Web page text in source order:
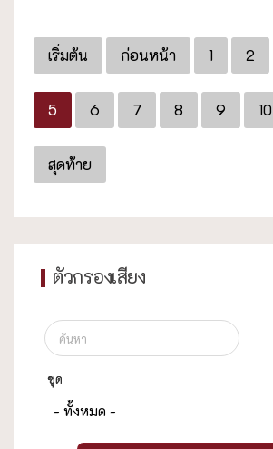
เริ่มต้น ก่อนหน้า 1 2
5 6 7 8 9 10
สุดท้าย
ตัวกรองเสียง
ชุด